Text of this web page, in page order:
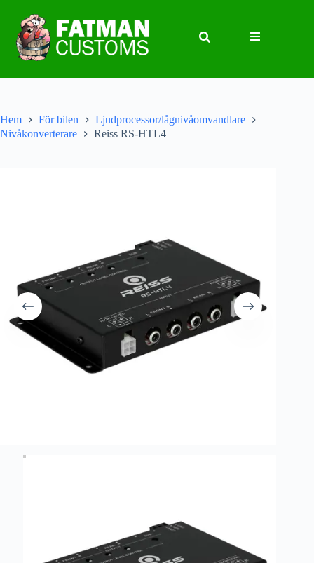
Hem För bilen
Ljudprocessor/lågnivåomvandlare
Nivåkonverterare
Reiss RS-HTL4